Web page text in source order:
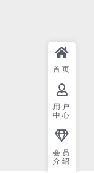
首页
用户
中心
会员
介绍